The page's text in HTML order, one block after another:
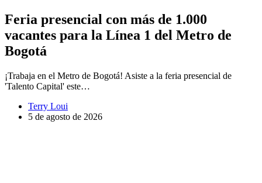
Feria presencial con más de 1.000
vacantes para la Línea 1 del Metro de
Bogotá
¡Trabaja en el Metro de Bogotá! Asiste a la feria presencial de
'Talento Capital' este…
Terry Loui
5 de agosto de 2026